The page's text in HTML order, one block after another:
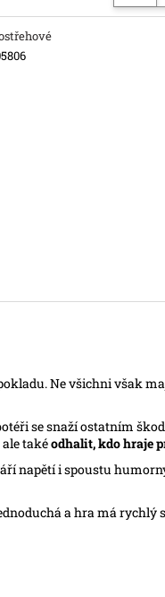
Ne všichni však
se snaží ostatním
takéodhalit, kdo hraje
napětí i spoustu
a hra má rychlý